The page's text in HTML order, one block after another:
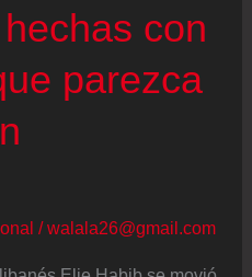
con
parezca
/walala26@gmail.com